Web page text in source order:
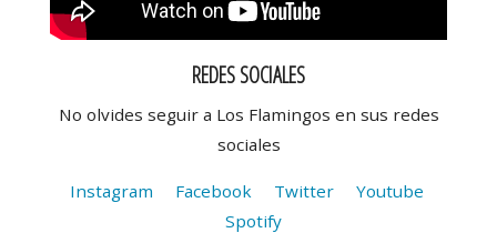
REDES SOCIALES
No olvides seguir a Los Flamingos en sus redes
sociales
Instagram Facebook Twitter Youtube
Spotify